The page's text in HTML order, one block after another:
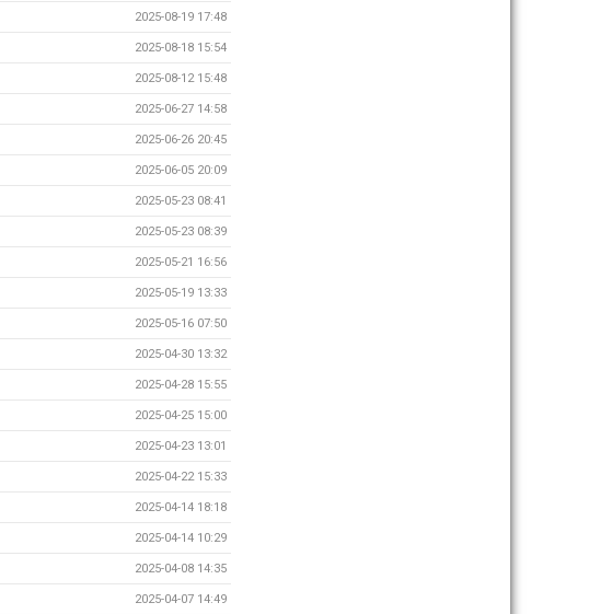
2025-08-19 17:48
2025-08-18 15:54
2025-08-12 15:48
2025-06-27 14:58
2025-06-26 20:45
2025-06-05 20:09
2025-05-23 08:41
2025-05-23 08:39
2025-05-21 16:56
2025-05-19 13:33
2025-05-16 07:50
2025-04-30 13:32
2025-04-28 15:55
2025-04-25 15:00
2025-04-23 13:01
2025-04-22 15:33
2025-04-14 18:18
2025-04-14 10:29
2025-04-08 14:35
2025-04-07 14:49